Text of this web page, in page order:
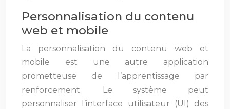
Personnalisation du contenu
web et mobile
La personnalisation du contenu web et
mobile est une autre application
prometteuse de l’apprentissage par
renforcement. Le système peut
personnaliser l’interface utilisateur (UI) des